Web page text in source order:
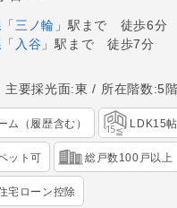
「 三ノ輪 」駅まで 徒歩6分
「 入谷 」駅まで 徒歩7分
主要採光面:東 所在階数:5
ム（履歴含む） LDK15
ット可 総戸数100戸以上
宅ローン控除